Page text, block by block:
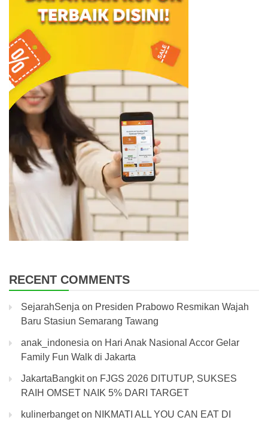
RECENT COMMENTS
SejarahSenja on Presiden Prabowo Resmikan Wajah
Baru Stasiun Semarang Tawang
anak_indonesia on Hari Anak Nasional Accor Gelar
Family Fun Walk di Jakarta
JakartaBangkiton FJGS 2026 DITUTUP, SUKSES
RAIH OMSET NAIK 5% DARI TARGET
kulinerbangeton NIKMATI ALL YOU CAN EAT DI